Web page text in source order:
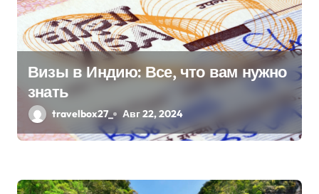
Визы в Индию: Все, что вам нужно
знать
travelbox27_ Авг 22, 2024